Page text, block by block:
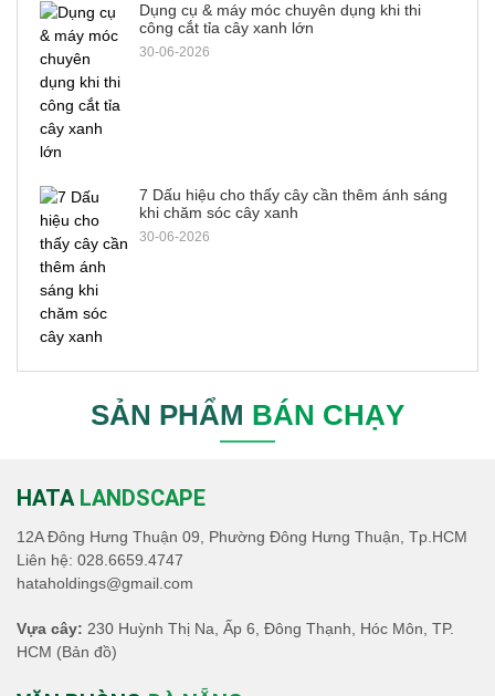
Dụng cụ & máy móc chuyên dụng khi thi
công cắt tỉa cây xanh lớn
30-06-2026
7 Dấu hiệu cho thấy cây cần thêm ánh sáng
khi chăm sóc cây xanh
30-06-2026
SẢN PHẨM BÁN CHẠY
HATA LANDSCAPE
12A Đông Hưng Thuận 09, Phường Đông Hưng Thuận, Tp.HCM
Liên hệ: 028.6659.4747
hataholdings@gmail.com
Vựa cây: 230 Huỳnh Thị Na, Ấp 6, Đông Thạnh, Hóc Môn, TP.
HCM (Bản đồ)